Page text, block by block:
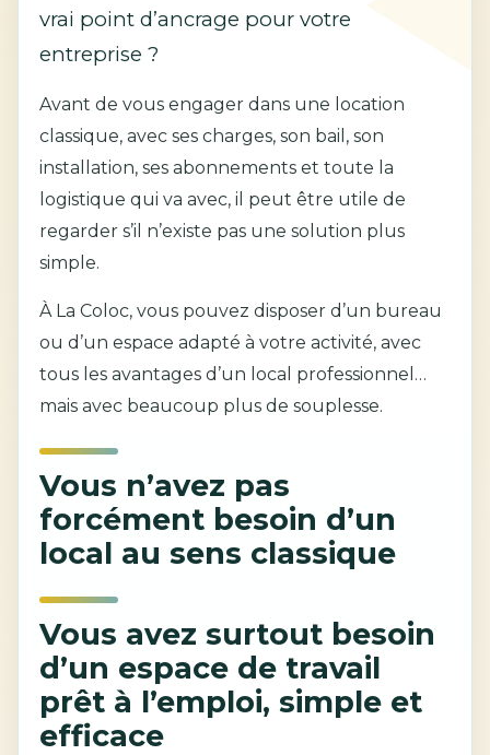
vrai point d’ancrage pour votre
entreprise ?
Avant de vous engager dans une location
classique, avec ses charges, son bail, son
installation, ses abonnements et toute la
logistique qui va avec, il peut être utile de
regarder s’il n’existe pas une solution plus
simple.
À La Coloc, vous pouvez disposer d’un bureau
ou d’un espace adapté à votre activité, avec
tous les avantages d’un local professionnel…
mais avec beaucoup plus de souplesse.
Vous n’avez pas
forcément besoin d’un
local au sens classique
Vous avez surtout besoin
d’un espace de travail
prêt à l’emploi, simple et
efficace